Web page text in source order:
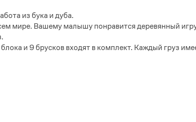
из бука и дуба.
мире. Вашему малышу понравится деревянный
и 9 брусков входят в комплект. Каждый груз